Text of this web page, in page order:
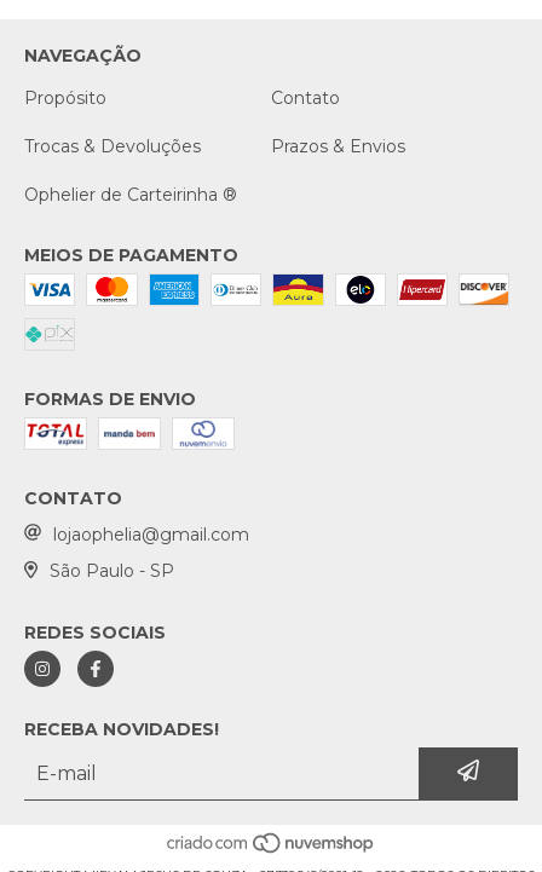
NAVEGAÇÃO
Propósito
Contato
Trocas & Devoluções Prazos & Envios
Ophelier de Carteirinha ®
MEIOS DE PAGAMENTO
FORMAS DE ENVIO
CONTATO
lojaophelia@gmail.com
São Paulo - SP
REDES SOCIAIS
RECEBA NOVIDADES!